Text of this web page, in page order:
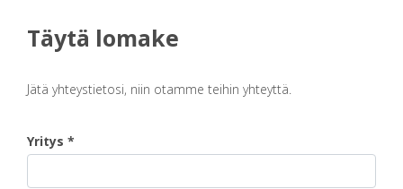
Täytä lomake
Jätä yhteystietosi, niin otamme teihin yhteyttä.
Yritys *